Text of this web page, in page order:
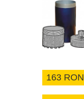
163 RON